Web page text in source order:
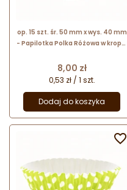
op. 15 szt. śr. 50 mm x wys. 40 mm
- Papilotka Polka Różowa w kropki
do babeczek
Cena
8,00 zł
0,53 zł / 1 szt.
Dodaj do koszyka
